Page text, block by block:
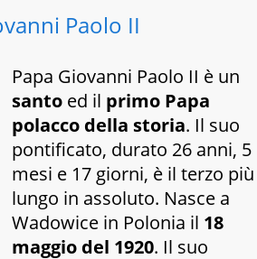
Paolo II
Papa Giovanni Paolo II è un
santo ed il primo Papa
polacco della storia. Il suo
pontificato, durato 26 anni, 5
mesi e 17 giorni, è il terzo più
lungo in assoluto. Nasce a
Wadowice in Polonia il 18
maggio del 1920. Il suo